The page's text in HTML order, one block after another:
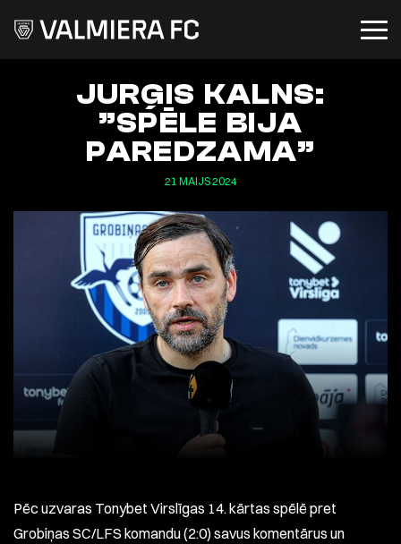
JURĢIS KALNS:
”SPĒLE BIJA
PAREDZAMA”
21 MAIJS 2024
Pēc uzvaras Tonybet Virslīgas 14. kārtas spēlē pret
Grobiņas SC/LFS komandu (2:0) savus komentārus un